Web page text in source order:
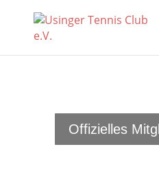
Offizielles